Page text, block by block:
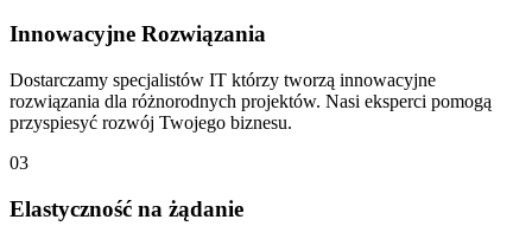
Innowacyjne Rozwiązania
Dostarczamy specjalistów IT którzy tworzą innowacyjne
rozwiązania dla różnorodnych projektów. Nasi eksperci pomogą
przyspiesyć rozwój Twojego biznesu.
03
Elastyczność na żądanie